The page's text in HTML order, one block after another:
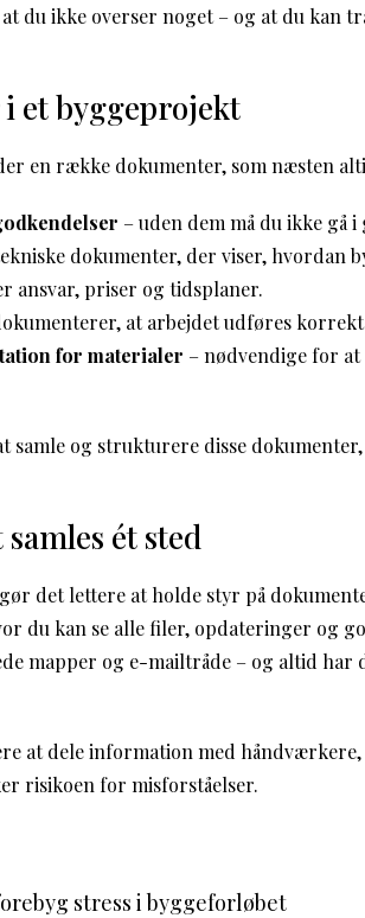
du ikke overser noget – og at du kan
et byggeprojekt
en række dokumenter, som næsten
– uden dem må du ikke gå i
dokumenter, der viser, hvordan
ansvar, priser og tidsplaner.
at arbejdet udføres
for materialer – nødvendige for
og strukturere disse
ét sted
det lettere at holde styr på
du kan se alle filer, opdateringer og
mapper og e-mailtråde – og altid har
at dele information med
risikoen for misforståelser.
stress i byggeforløbet